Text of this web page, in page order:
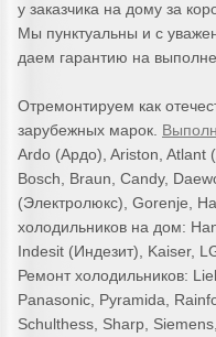
у заказчика на дому за
Мы пунктуальны и с
даем гарантию на
Отремонтируем как
зарубежных марок.
Ardo (Ардо), Ariston, Atlant
Bosch, Braun, Candy,
(Электролюкс), Gorenje,
холодильников на дом:
Indesit (Индезит), Kaiser,
Ремонт холодильников:
Panasonic, Pyramida,
Schulthess, Sharp,